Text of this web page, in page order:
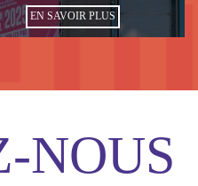
EN SAVOIR PLUS
NOUS